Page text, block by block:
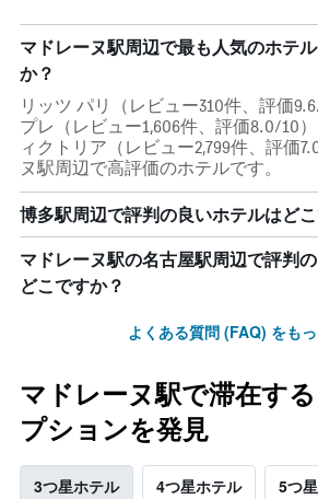
マドレーヌ駅周辺で最も人気のホテ
か？
リッツ パリ（レビュー310件、評価
プレ（レビュー1,606件、評価8.0/10
ィクトリア（レビュー2,799件、評価
ヌ駅周辺で高評価のホテルです。
博多駅周辺で評判の良いホテルはど
マドレーヌ駅の名古屋駅周辺で評判
どこですか？
よくある質問 (FAQ) をも
マドレーヌ駅で滞在す
プションを発見
3つ星ホテル 4つ星ホテル 5つ